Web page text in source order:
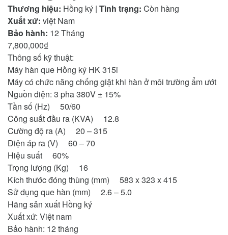
Thương hiệu: Hồng ký | Tình trạng: Còn hàng
Xuất xứ: việt Nam
Bảo hành: 12 Tháng
7,800,000₫
Thông số kỹ thuật:
Máy hàn que Hồng ký HK 315i
Máy có chức năng chống giật khi hàn ở môi trường ẩm ướt
Nguồn điện: 3 pha 380V ± 15%
Tần số (Hz) 50/60
Công suất đầu ra (KVA) 12.8
Cường độ ra (A) 20 – 315
Điện áp ra (V) 60 – 70
Hiệu suất 60%
Trọng lượng (Kg) 16
Kích thước đóng thùng (mm) 583 x 323 x 415
Sử dụng que hàn (mm) 2.6 – 5.0
Hãng sản xuất Hồng ký
Xuất xứ: Việt nam
Bảo hành: 12 tháng